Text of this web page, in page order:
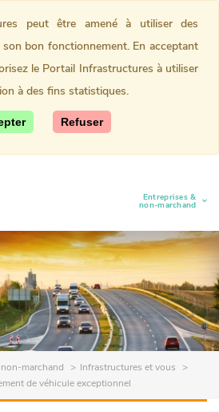
Entreprises &
non-marchand
(current)
marchand
Infrastructures et vous
de véhicule exceptionnel
peut être amené à utiliser des
bon fonctionnement. En acceptant
le Portail Infrastructures à utiliser
à des fins statistiques.
Refuser